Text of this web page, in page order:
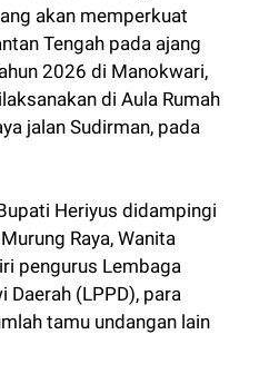
akan memperkuat
Tengah pada ajang
2026 di Manokwari,
di Aula Rumah
jalan Sudirman, pada
Heriyus didampingi
Raya, Wanita
pengurus Lembaga
Daerah (LPPD), para
tamu undangan lain